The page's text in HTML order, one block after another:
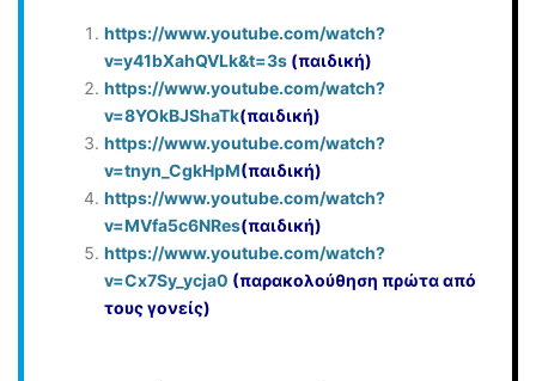
https://www.youtube.com/watch?
v=y41bXahQVLk&t=3s (παιδική)
https://www.youtube.com/watch?
v=8YOkBJShaTk(παιδική)
https://www.youtube.com/watch?
v=tnyn_CgkHpM(παιδική)
https://www.youtube.com/watch?
v=MVfa5c6NRes(παιδική)
https://www.youtube.com/watch?
v=Cx7Sy_ycja0 (παρακολούθηση πρώτα από
τους γονείς)